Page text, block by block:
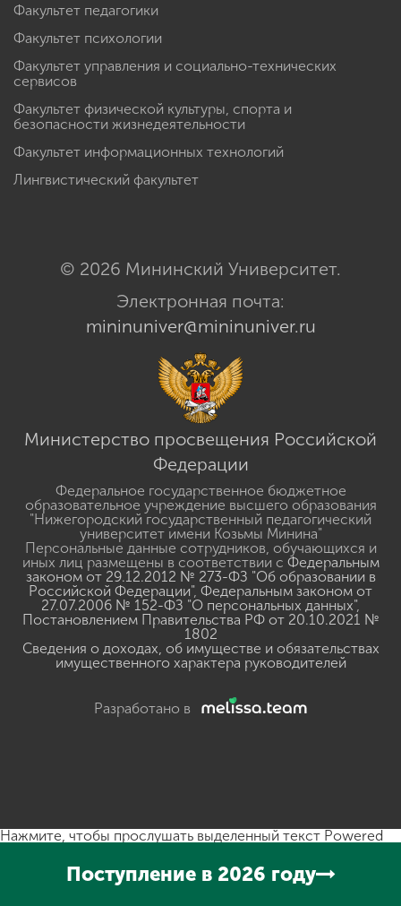
Факультет педагогики
Факультет психологии
Факультет управления и социально-технических
сервисов
Факультет физической культуры, спорта и
безопасности жизнедеятельности
Факультет информационных технологий
Лингвистический факультет
© 2026 Мининский Университет.
Электронная почта:
mininuniver@mininuniver.ru
Министерство просвещения Российской
Федерации
Федеральное государственное бюджетное
образовательное учреждение высшего образования
"Нижегородский государственный педагогический
университет имени Козьмы Минина"
Персональные данные сотрудников, обучающихся и
иных лиц размещены в соответствии с Федеральным
законом от 29.12.2012 № 273-ФЗ "Об образовании в
Российской Федерации", Федеральным законом от
27.07.2006 № 152-ФЗ "О персональных данных",
Постановлением Правительства РФ от 20.10.2021 №
1802
Сведения о доходах, об имуществе и обязательствах
имущественного характера руководителей
Разработано в
Поступление в 2026 году
Нажмите, чтобы прослушать выделенный текст Powered